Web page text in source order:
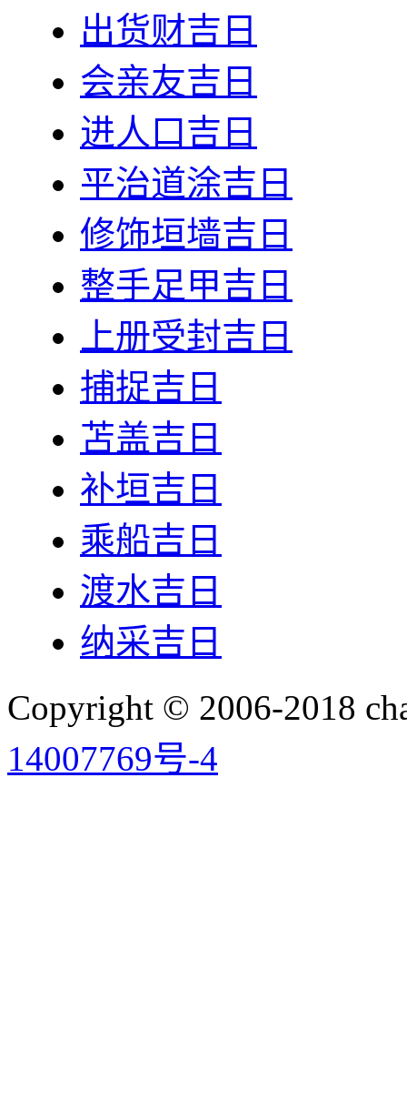
出货财吉日
会亲友吉日
进人口吉日
平治道涂吉日
修饰垣墙吉日
整手足甲吉日
上册受封吉日
捕捉吉日
苫盖吉日
补垣吉日
乘船吉日
渡水吉日
纳采吉日
Copyright © 2006-2018
14007769号-4